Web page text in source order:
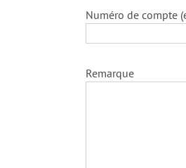
Numéro de compte
Remarque